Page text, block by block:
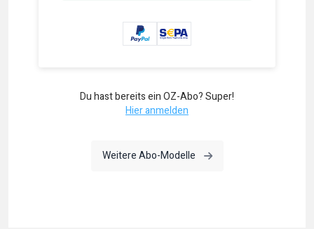
Du hast bereits ein OZ-Abo? Super!
Hier anmelden
Weitere Abo-Modelle